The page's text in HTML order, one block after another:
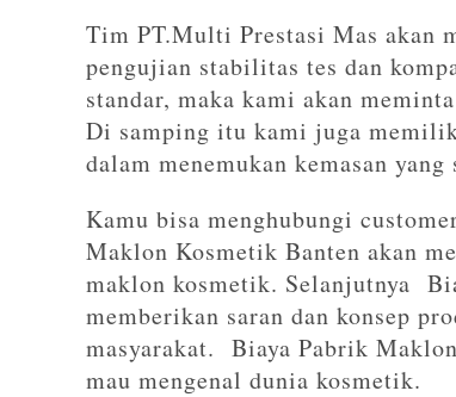
Tim PT.Multi Prestasi Mas akan
pengujian stabilitas tes dan
standar, maka kami akan
Di samping itu kami juga
dalam menemukan kemasan
Kamu bisa menghubungi
Maklon Kosmetik Banten akan
maklon kosmetik. Selanjutnya
memberikan saran dan konsep
masyarakat. Biaya Pabrik
mau mengenal dunia kosmetik.